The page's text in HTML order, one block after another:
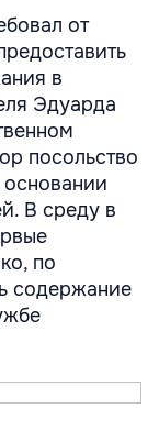
от
в
Эдуарда
посольство
В среду в
по
содержание